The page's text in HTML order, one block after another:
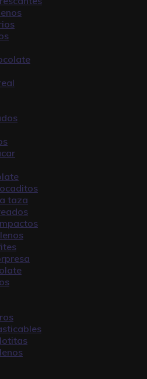
taza